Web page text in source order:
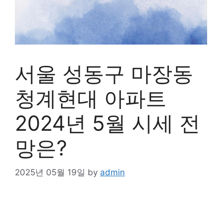
서울 성동구 마장동
청계현대 아파트
2024년 5월 시세 전
망은?
2025년 05월 19일 by admin